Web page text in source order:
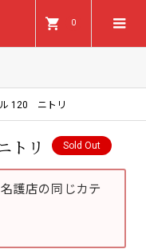
0
ル 120 ニトリ
トリ Sold Out
護店の同じカテ